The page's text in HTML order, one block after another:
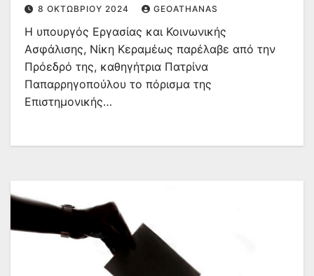
8 ΟΚΤΩΒΡΊΟΥ 2024 GEOATHANAS
Η υπουργός Εργασίας και Κοινωνικής
Ασφάλισης, Νίκη Κεραμέως παρέλαβε από την
Πρόεδρό της, καθηγήτρια Πατρίνα
Παπαρρηγοπούλου το πόρισμα της
Επιστημονικής…